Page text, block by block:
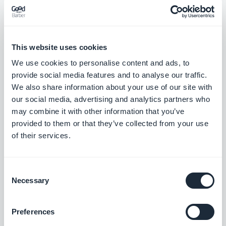
This website uses cookies
We use cookies to personalise content and ads, to
provide social media features and to analyse our traffic.
We also share information about your use of our site with
our social media, advertising and analytics partners who
may combine it with other information that you’ve
provided to them or that they’ve collected from your use
of their services.
Selection
Necessary
Preferences
acontecendo no plano de fundo do app antes que
ele esteja pronto para ser utilizado. Imagens e
lança novos processos para iniciar uma nova
sessão ou corrigir uma antiga...
Dependendo do processador smartphone e/ou a
largura da banda de internet que o usuário está
conectado, o tempo para iniciar o aplicativo pode
seu aplicativo está carregando, e que dentro de
usar e desfrutar do seu app.